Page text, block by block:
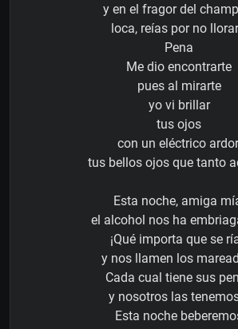
y en el fragor del
loca, reías por no
Pena
Me dio encontrarte
pues al mirarte
yo vi brillar
tus ojos
con un eléctrico
tus bellos ojos que tanto
Esta noche, amiga
el alcohol nos ha
¡Qué importa que se
y nos llamen los
Cada cual tiene sus
y nosotros las
Esta noche